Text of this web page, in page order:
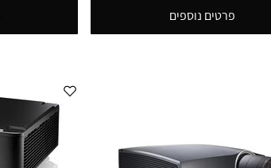
פרטים נוספים